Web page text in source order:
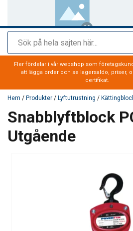
Sök
tillagd i varukorg
Fler fördelar i vår webshop som
att lägga order och se lagersaldo, priser,
certifikat.
Hem / Produkter / Lyftutrustning /
Snabblyftblock
Utgående